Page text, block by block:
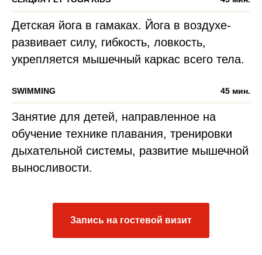
Детская йога в гамаках. Йога в воздухе-
развивает силу, гибкость, ловкость,
укрепляется мышечный каркас всего тела.
SWIMMING 45 мин.
Занятие для детей, направленное на
обучение технике плавания, тренировки
дыхательной системы, развитие мышечной
выносливости.
Запись на гостевой визит